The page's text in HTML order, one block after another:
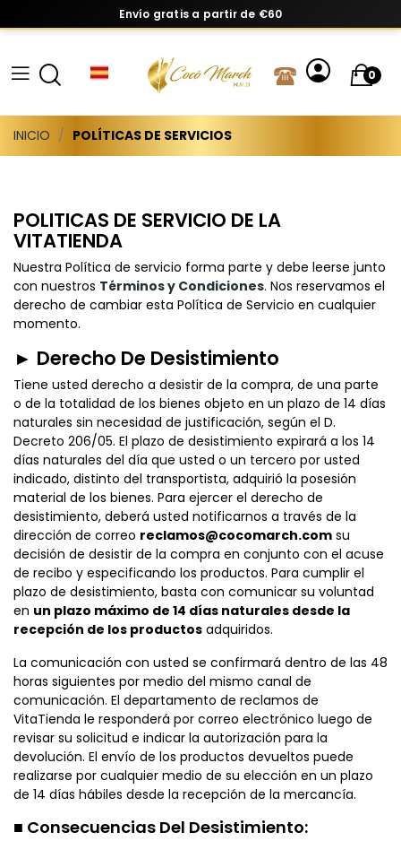
Envío gratis a partir de €60
0
INICIO POLÍTICAS DE SERVICIOS
POLITICAS DE SERVICIO DE LA
VITATIENDA
Nuestra Política de servicio forma parte y debe leerse junto
con nuestros Términos y Condiciones. Nos reservamos el
derecho de cambiar esta Política de Servicio en cualquier
momento.
► Derecho De Desistimiento
Tiene usted derecho a desistir de la compra, de una parte
o de la totalidad de los bienes objeto en un plazo de 14 días
naturales sin necesidad de justificación, según el D.
Decreto 206/05. El plazo de desistimiento expirará a los 14
días naturales del día que usted o un tercero por usted
indicado, distinto del transportista, adquirió la posesión
material de los bienes. Para ejercer el derecho de
desistimiento, deberá usted notificarnos a través de la
dirección de correo reclamos@cocomarch.com su
decisión de desistir de la compra en conjunto con el acuse
de recibo y especificando los productos. Para cumplir el
plazo de desistimiento, basta con comunicar su voluntad
en un plazo máximo de 14 días naturales desde la
recepción de los productos adquiridos.
La comunicación con usted se confirmará dentro de las 48
horas siguientes por medio del mismo canal de
comunicación. El departamento de reclamos de
VitaTienda le responderá por correo electrónico luego de
revisar su solicitud e indicar la autorización para la
devolución. El envío de los productos devueltos puede
realizarse por cualquier medio de su elección en un plazo
de 14 días hábiles desde la recepción de la mercancía.
■ Consecuencias Del Desistimiento: